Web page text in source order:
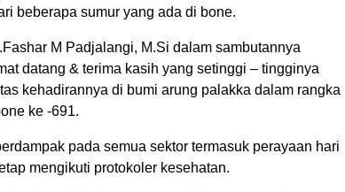
beberapa sumur yang ada di bone.
M Padjalangi, M.Si dalam sambutannya
datang & terima kasih yang setinggi – tingginya
kehadirannya di bumi arung palakka dalam rangka
ke -691.
pada semua sektor termasuk perayaan hari
mengikuti protokoler kesehatan.